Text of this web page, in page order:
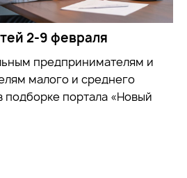
2-9 февраля
предпринимателям и
малого и среднего
подборке портала «Новый